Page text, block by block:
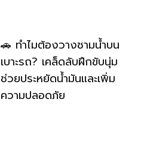
🚗 ทำไมต้องวางชามน้ำบน
เบาะรถ? เคล็ดลับฝึกขับนุ่ม
ช่วยประหยัดน้ำมันและเพิ่ม
ความปลอดภัย